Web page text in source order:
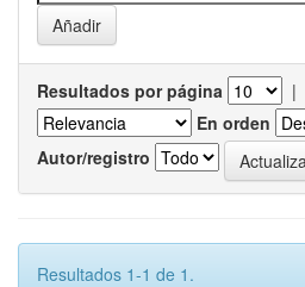
Resultados por página |
En orden
Autor/registro
Resultados 1-1 de 1.